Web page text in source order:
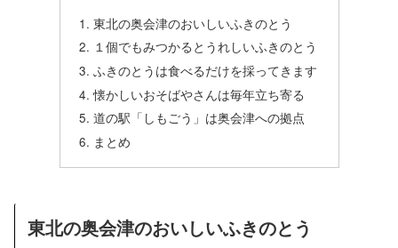
東北の奥会津のおいしいふきのとう
１個でもみつかるとうれしいふきのとう
ふきのとうは食べるだけを採ってきます
懐かしいおそばやさんは毎年立ち寄る
道の駅「しもごう」は奥会津への拠点
まとめ
東北の奥会津のおいしいふきのとう